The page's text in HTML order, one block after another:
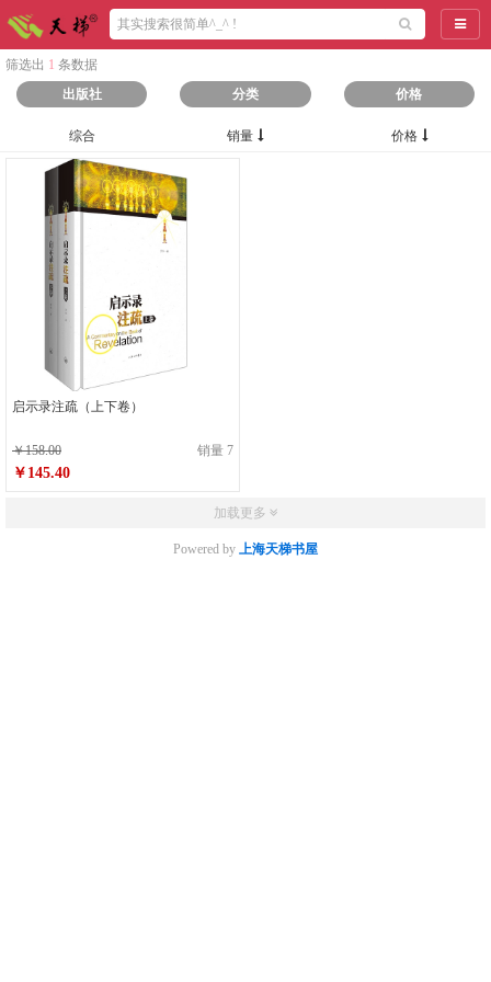
导航
筛选出 1 条数据
出版社
分类 价格
综合 销量 价格
启示录注疏（上下卷）
￥158.00 销量 7
￥145.40
加载更多
Powered by 上海天梯书屋